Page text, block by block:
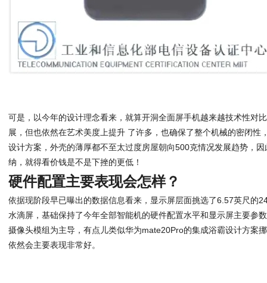
可是，以今年的设计理念看来，就算开洞全面屏手机越来越技术性对
展，但也依然在艺术美度上提升 了许多，也确保了整个机械的密闭性
设计方案，外壳的薄厚都不至太过度房屋朝向500克情况发展趋势，
纳，就得看价钱是不是下挫的更低！
硬件配置主要表现会怎样？
依据现阶段早已曝出的数据信息看来，显示屏层面挑选了6.57英尺的
水滴屏，基础保持了今年全部智能机的硬件配置水平和显示屏主要参
摄像头模组为主导，有点儿类似华为mate20Pro的集成浴霸设计方案
依然会主要表现非常好。